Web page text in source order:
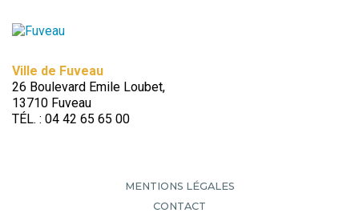
Ville de Fuveau
26 Boulevard Emile Loubet,
13710 Fuveau
TÉL. : 04 42 65 65 00
MENTIONS LÉGALES
CONTACT